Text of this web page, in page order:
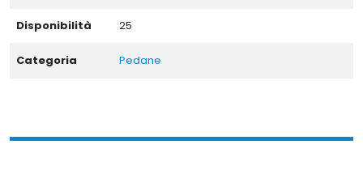
Disponibilità 25
Categoria Pedane